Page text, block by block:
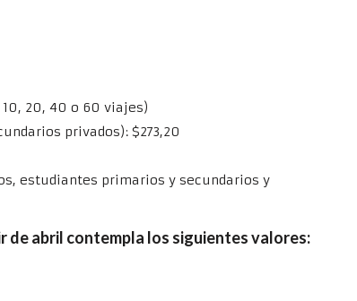
10, 20, 40 o 60 viajes)
privados): $273,20
estudiantes primarios y secundarios y
de abril contempla los siguientes valores: